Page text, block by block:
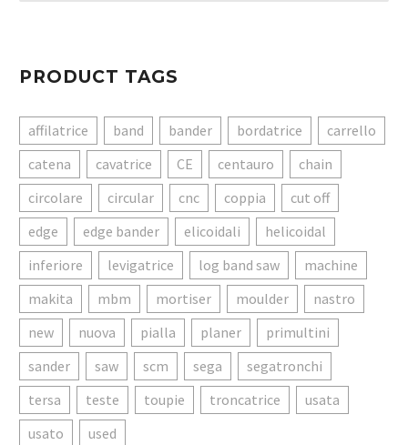
PRODUCT TAGS
affilatrice band bander bordatrice
carrello
catena
cavatrice CE centauro
chain
circolare
circular cnc coppia
cut off
edge
edge bander elicoidali
helicoidal
inferiore
levigatrice log band saw
machine
makita
mbm mortiser moulder
nastro
new
nuova pialla planer
primultini
sander
saw scm sega
segatronchi
tersa
teste toupie troncatrice
usata
usato
used